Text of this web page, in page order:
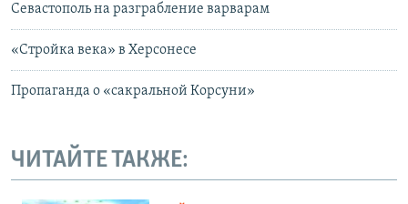
Севастополь на разграбление варварам
«Стройка века» в Херсонесе
Пропаганда о «сакральной Корсуни»
ЧИТАЙТЕ ТАКЖЕ: